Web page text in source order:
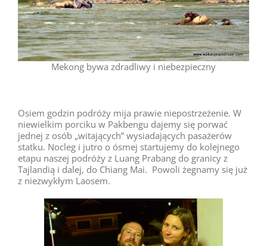
Mekong bywa zdradliwy i niebezpieczny
Osiem godzin podróży mija prawie niepostrzeżenie. W
niewielkim porciku w Pakbengu dajemy się porwać
jednej z osób „witających” wysiadających pasażerów
statku. Nocleg i jutro o ósmej startujemy do kolejnego
etapu naszej podróży z Luang Prabang do granicy z
Tajlandią i dalej, do Chiang Mai. Powoli żegnamy się już
z niezwykłym Laosem.